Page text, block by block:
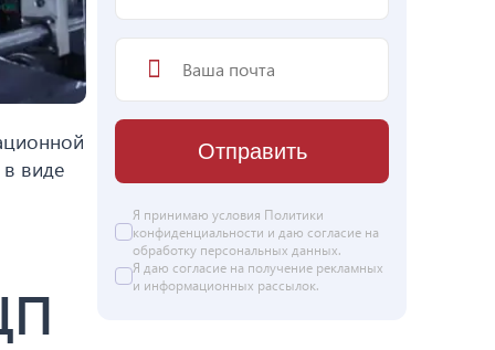
виде
Отправить
Я принимаю условия Политики
конфиденциальности и даю согласие на
обработку персональных данных.
Я даю согласие на получение рекламных
и информационных рассылок.